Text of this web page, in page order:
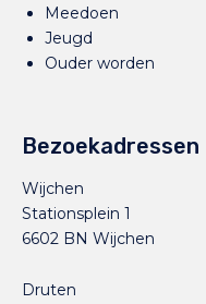
Meedoen
Jeugd
Ouder worden
Bezoekadressen
Wijchen
Stationsplein 1
6602 BN Wijchen
Druten